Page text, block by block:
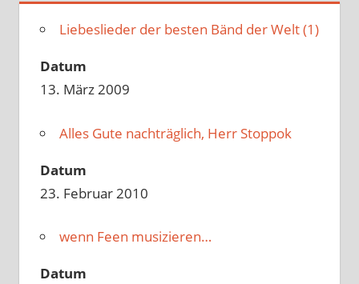
Liebeslieder der besten Bänd der Welt (1)
Datum
13. März 2009
Alles Gute nachträglich, Herr Stoppok
Datum
23. Februar 2010
wenn Feen musizieren…
Datum